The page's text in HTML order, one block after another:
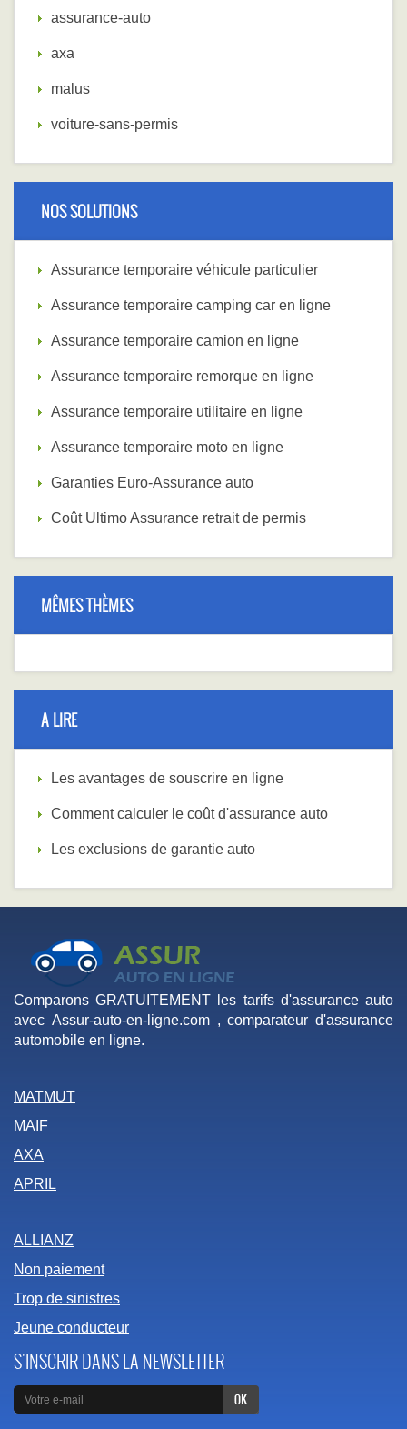
assurance-auto
axa
malus
voiture-sans-permis
NOS SOLUTIONS
Assurance temporaire véhicule particulier
Assurance temporaire camping car en ligne
Assurance temporaire camion en ligne
Assurance temporaire remorque en ligne
Assurance temporaire utilitaire en ligne
Assurance temporaire moto en ligne
Garanties Euro-Assurance auto
Coût Ultimo Assurance retrait de permis
MÊMES THÈMES
A LIRE
Les avantages de souscrire en ligne
Comment calculer le coût d'assurance auto
Les exclusions de garantie auto
Comparons GRATUITEMENT les tarifs d'assurance auto
avec Assur-auto-en-ligne.com , comparateur d'assurance
automobile en ligne.
MATMUT
MAIF
AXA
APRIL
ALLIANZ
Non paiement
Trop de sinistres
Jeune conducteur
S'INSCRIR DANS LA NEWSLETTER